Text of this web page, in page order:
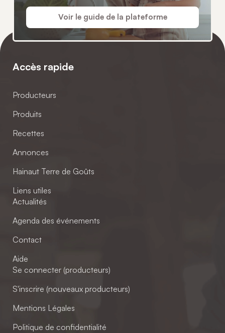
Voir le guide de la plateforme
Accès rapide
Producteurs
Produits
Recettes
Annonces
Hainaut Terre de Goûts
Liens utiles
Actualités
Agenda des événements
Contact
Aide
Se connecter (producteurs)
S'inscrire (nouveaux producteurs)
Mentions Légales
Politique de confidentialité